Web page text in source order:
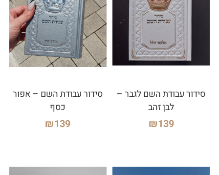
סידור עבודת השם לגבר –
לבן זהב
₪139
סידור עבודת השם – אפור
כסף
₪139